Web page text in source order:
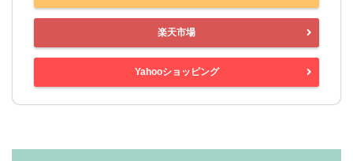
楽天市場
Yahooショッピング